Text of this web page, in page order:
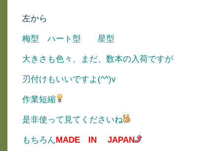
左から
梅型 ハート型 星型
大きさも色々、まだ、数本の入荷ですが
刃付けもいいですよ(^^)v
作業短縮
是非使って見てくださいね
もちろんMADE IN JAPAN